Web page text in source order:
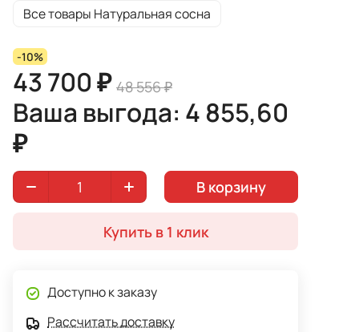
Система хранения комода представлена двумя
которых расположена полка. Все ящики на шариковых
направляющих. В комплекте ручки "Ракушки". Задние
стенки и донышки ящичков - наборная вагонка, сосна.
Цвет коллекции: "Искусственное старение/чёрный
матовый лак". Комод поставляется в собранном виде.
Все товары Натуральная сосна
-10%
43 700 ₽ 48 556 ₽
Ваша выгода: 4 855,60
₽
В корзину
Купить в 1 клик
Доступно к заказу
Рассчитать доставку